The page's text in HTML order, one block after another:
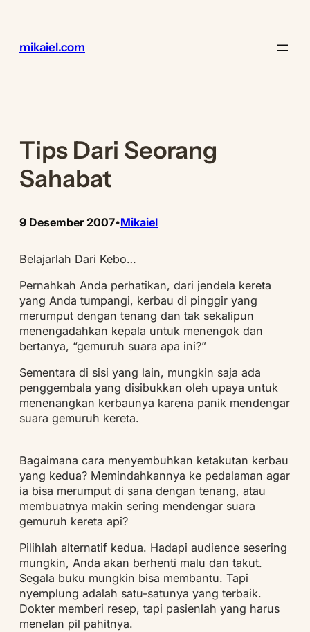
konten
mikaiel.com
Tips Dari Seorang
Sahabat
9 Desember 2007•Mikaiel
Belajarlah Dari Kebo…
Pernahkah Anda perhatikan, dari jendela kereta
yang Anda tumpangi, kerbau di pinggir yang
merumput dengan tenang dan tak sekalipun
menengadahkan kepala untuk menengok dan
bertanya, “gemuruh suara apa ini?”
Sementara di sisi yang lain, mungkin saja ada
penggembala yang disibukkan oleh upaya untuk
menenangkan kerbaunya karena panik mendengar
suara gemuruh kereta.
Bagaimana cara menyembuhkan ketakutan kerbau
yang kedua? Memindahkannya ke pedalaman agar
ia bisa merumput di sana dengan tenang, atau
membuatnya makin sering mendengar suara
gemuruh kereta api?
Pilihlah alternatif kedua. Hadapi audience sesering
mungkin, Anda akan berhenti malu dan takut.
Segala buku mungkin bisa membantu. Tapi
nyemplung adalah satu-satunya yang terbaik.
Dokter memberi resep, tapi pasienlah yang harus
menelan pil pahitnya.